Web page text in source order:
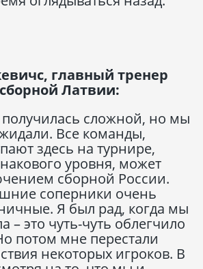
главный тренер
Латвии:
получилась сложной, но мы
Все команды,
здесь на турнире,
уровня, может
сборной России.
соперники очень
Я был рад, когда мы
– это чуть-чуть облегчило
потом мне перестали
некоторых игроков. В